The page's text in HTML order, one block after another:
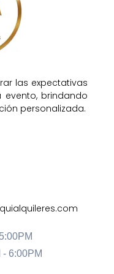
las expectativas
brindando
personalizada.
6:00PM